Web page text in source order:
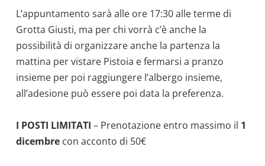
L’appuntamento sarà alle ore 17:30 alle terme di
Grotta Giusti, ma per chi vorrà c’è anche la
possibilità di organizzare anche la partenza la
mattina per vistare Pistoia e fermarsi a pranzo
insieme per poi raggiungere l’albergo insieme,
all’adesione può essere poi data la preferenza.
I POSTI LIMITATI – Prenotazione entro massimo il 1
dicembre con acconto di 50€